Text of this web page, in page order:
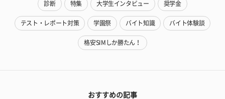
診断 特集 大学生インタビュー 奨学金
テスト・レポート対策 学園祭 バイト知識 バイト体験談
格安SIMしか勝たん！
おすすめの記事